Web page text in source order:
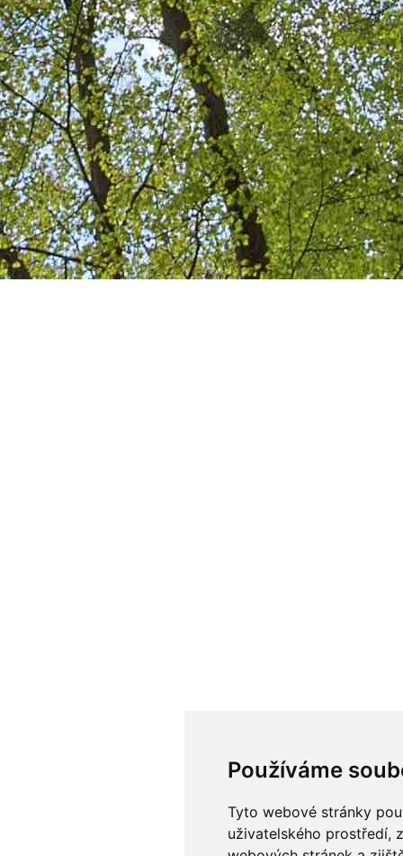
Používáme
Tyto webové stránky
uživatelského prostředí,